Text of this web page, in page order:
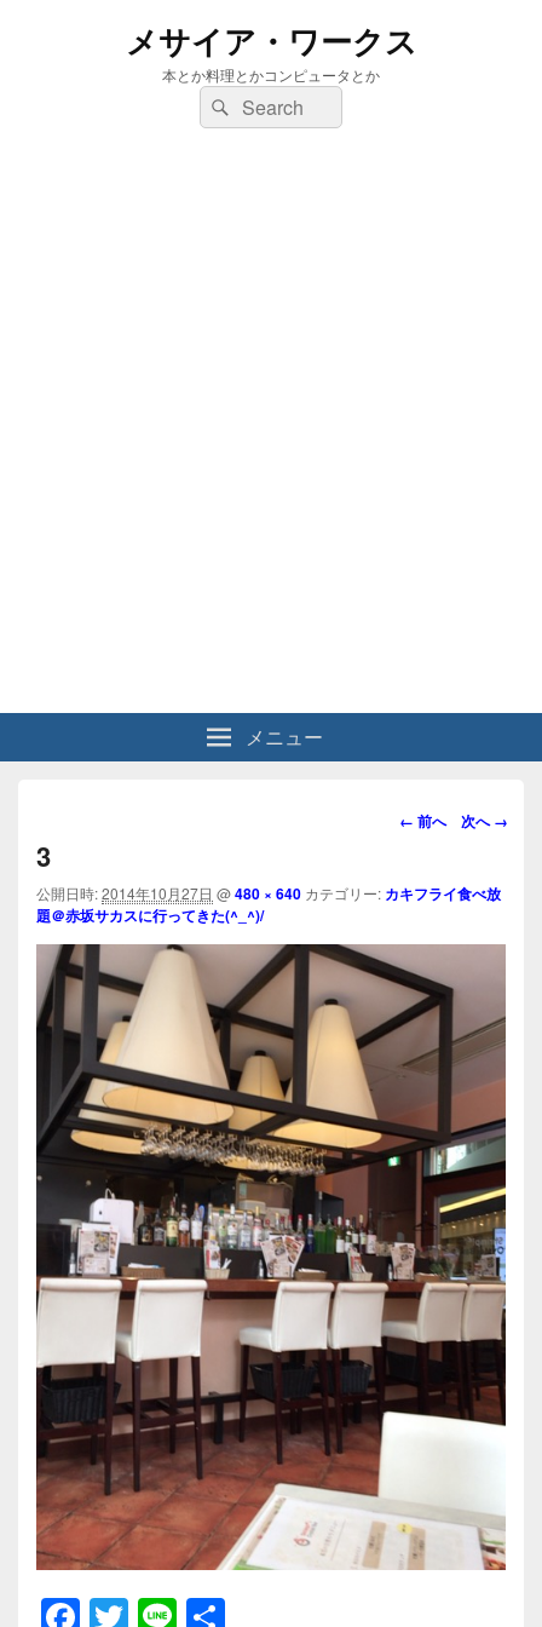
メサイア・ワークス
本とか料理とかコンピュータとか
検
索:
検
索
メニュー
画
ビ
ー
シ
ョ
ン
← 前へ 次へ →
3
公開日時:2014年10月27日 @480 × 640 カテゴリー: カキフライ食べ放
題＠赤坂サカスに行ってきた(^_^)/